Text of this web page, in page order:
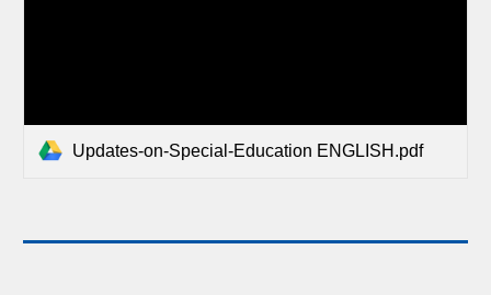
Updates-on-Special-Education ENGLISH.pdf